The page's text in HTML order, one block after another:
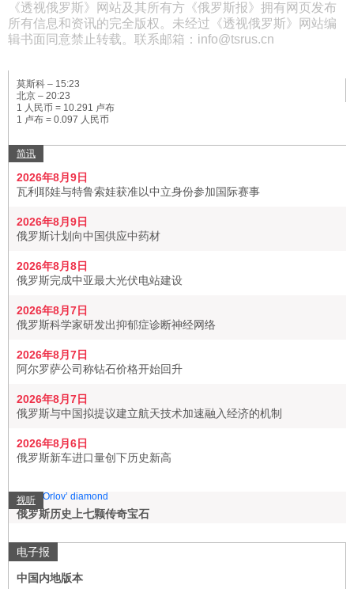
《透视俄罗斯》网站及其所有方《俄罗斯报》拥有网页发布
所有信息和资讯的完全版权。未经过《透视俄罗斯》网站编
辑书面同意禁止转载。联系邮箱：info@tsrus.cn
莫斯科 – 15:23
北京 – 20:23
1 人民币 = 10.291 卢布
1 卢布 = 0.097 人民币
简讯
2026年8月9日
瓦利耶娃与特鲁索娃获准以中立身份参加国际赛事
2026年8月9日
俄罗斯计划向中国供应中药材
2026年8月8日
俄罗斯完成中亚最大光伏电站建设
2026年8月7日
俄罗斯科学家研发出抑郁症诊断神经网络
2026年8月7日
阿尔罗萨公司称钻石价格开始回升
2026年8月7日
俄罗斯与中国拟提议建立航天技术加速融入经济的机制
2026年8月6日
俄罗斯新车进口量创下历史新高
视听
俄罗斯历史上七颗传奇宝石
电子报
中国内地版本